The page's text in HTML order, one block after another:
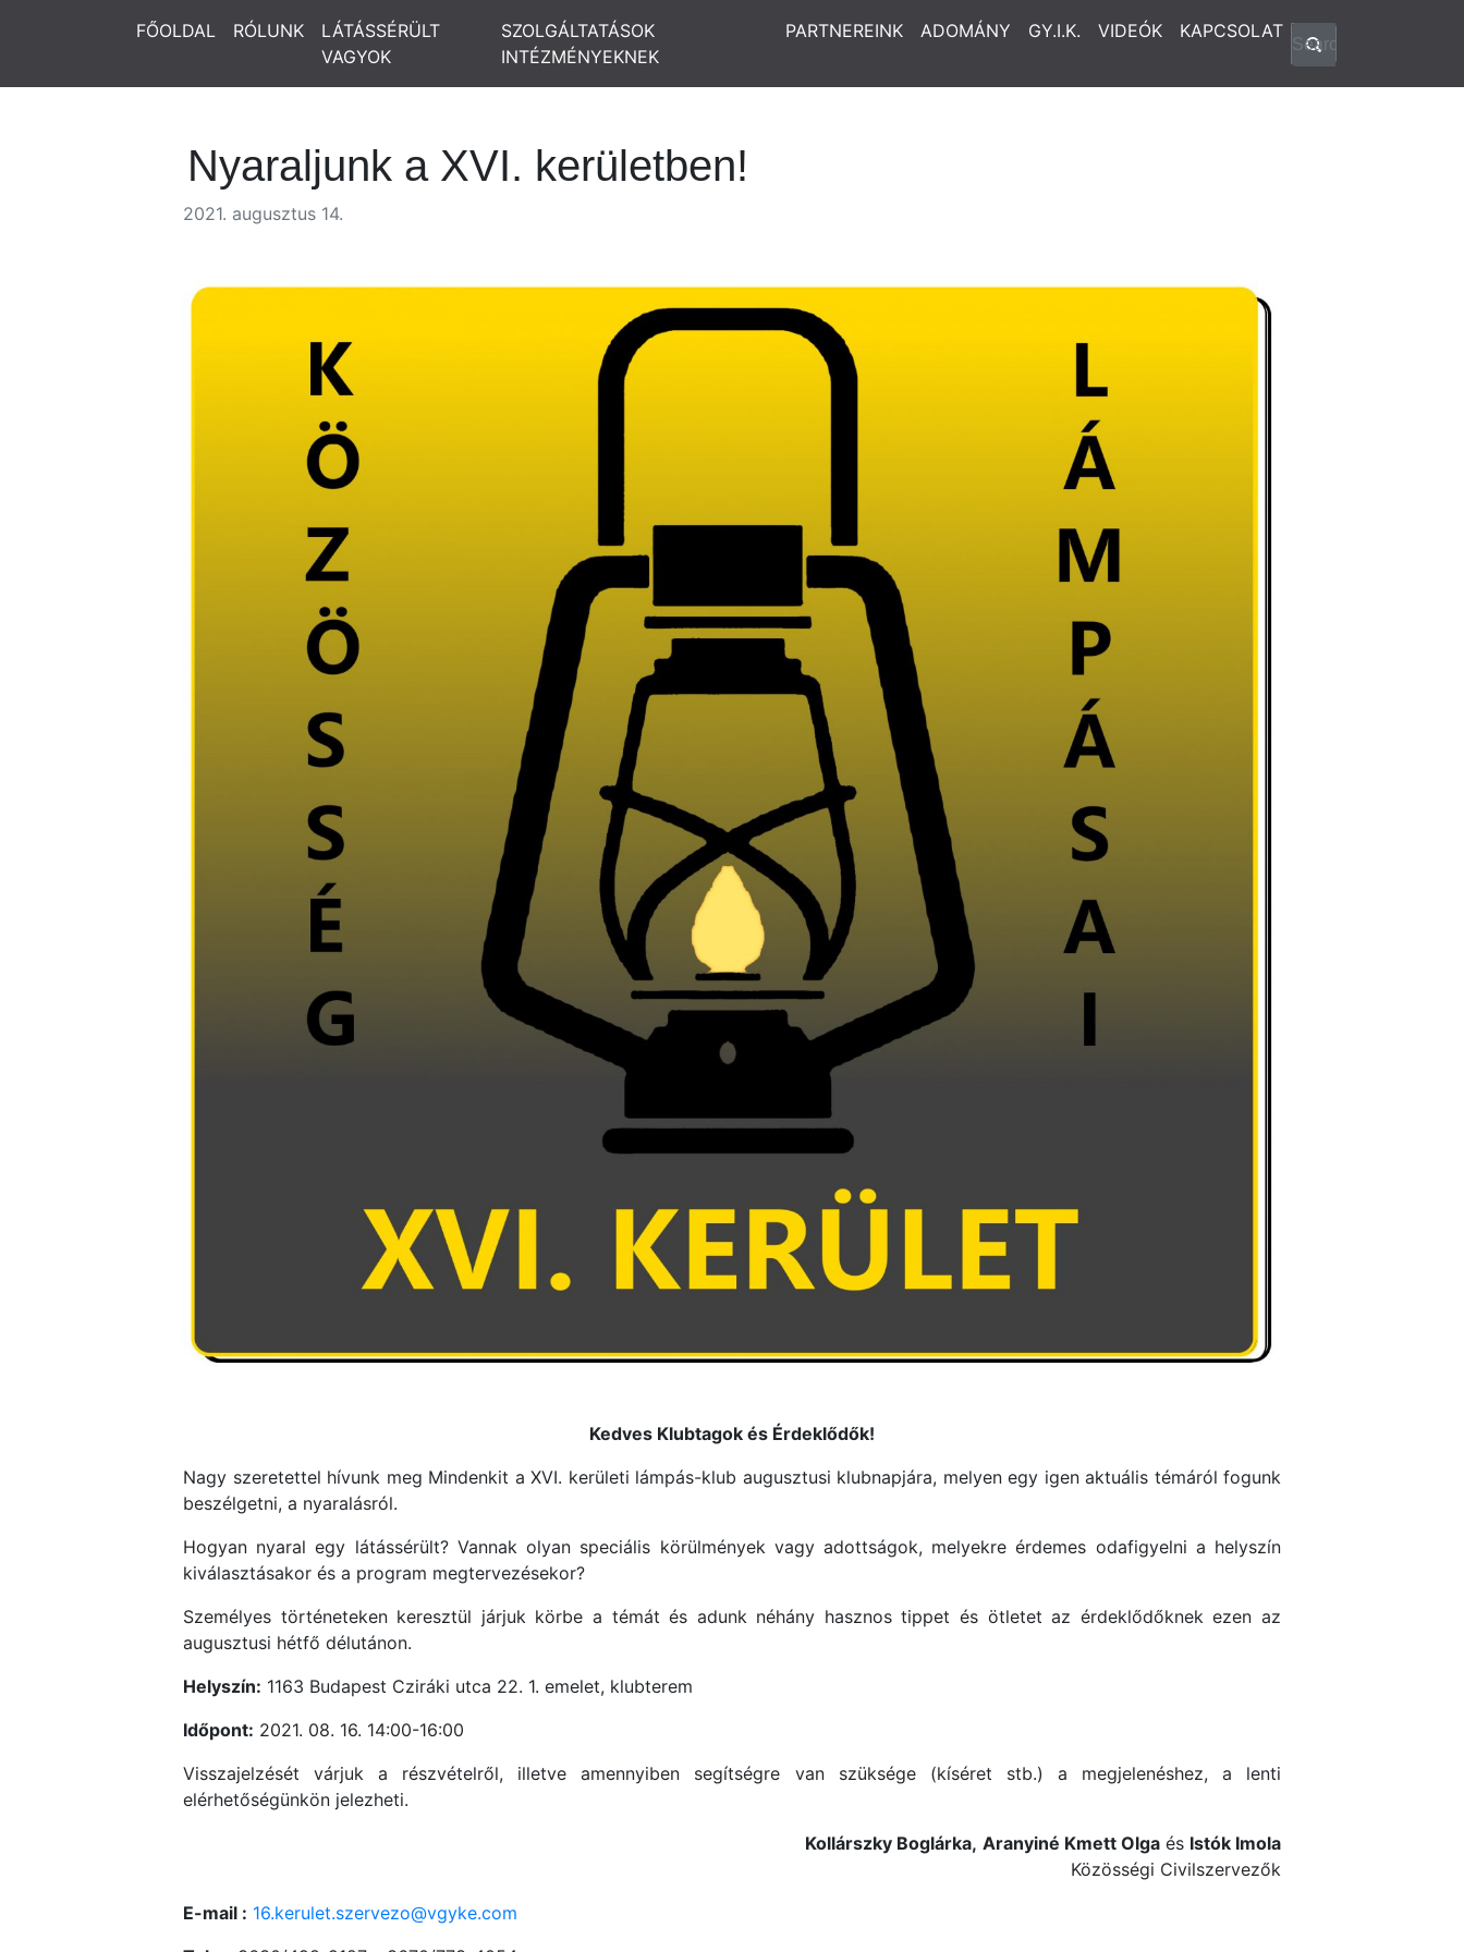
FŐOLDAL RÓLUNK
LÁTÁSSÉRÜLT
VAGYOK
SZOLGÁLTATÁSOK
INTÉZMÉNYEKNEK
PARTNEREINK ADOMÁNY GY.I.K. VIDEÓK KAPCSOLAT
Nyaraljunk a XVI. kerületben!
2021. augusztus 14.
Kedves Klubtagok és Érdeklődők!
Nagy szeretettel hívunk meg Mindenkit a XVI. kerületi lámpás-klub augusztusi klubnapjára, melyen egy igen aktuális témáról fogunk
beszélgetni, a nyaralásról.
Hogyan nyaral egy látássérült? Vannak olyan speciális körülmények vagy adottságok, melyekre érdemes odafigyelni a helyszín
kiválasztásakor és a program megtervezésekor?
Személyes történeteken keresztül járjuk körbe a témát és adunk néhány hasznos tippet és ötletet az érdeklődőknek ezen az
augusztusi hétfő délutánon.
Helyszín: 1163 Budapest Cziráki utca 22. 1. emelet, klubterem
Időpont: 2021. 08. 16. 14:00-16:00
Visszajelzését várjuk a részvételről, illetve amennyiben segítségre van szüksége (kíséret stb.) a megjelenéshez, a lenti
elérhetőségünkön jelezheti.
Kollárszky Boglárka, Aranyiné Kmett Olga és Istók Imola
Közösségi Civilszervezők
E-mail : 16.kerulet.szervezo@vgyke.com